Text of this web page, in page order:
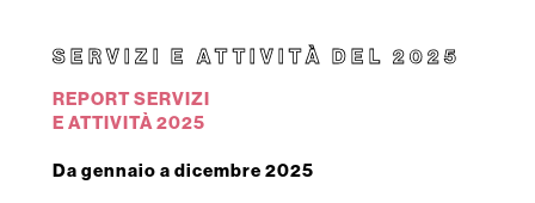
SERVIZI E ATTIVITÀ DEL 2025
REPORT SERVIZI
E ATTIVITÀ 2025
Da gennaio a dicembre 2025